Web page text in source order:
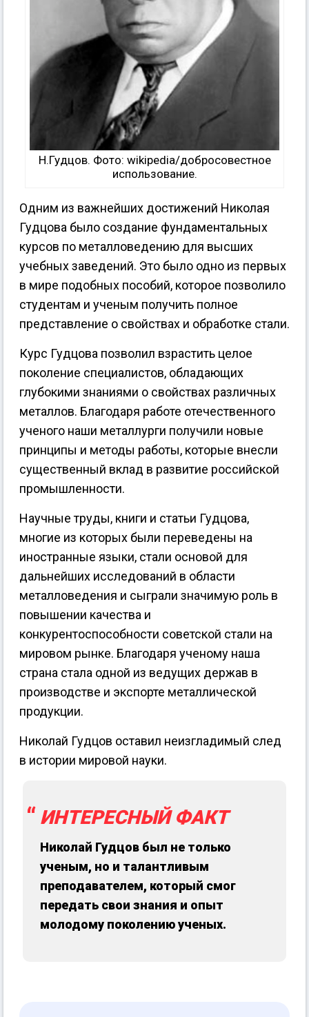
Н.Гудцов. Фото: wikipedia/добросовестное
использование.
Одним из важнейших достижений Николая
Гудцова было создание фундаментальных
курсов по металловедению для высших
учебных заведений. Это было одно из первых
в мире подобных пособий, которое позволило
студентам и ученым получить полное
представление о свойствах и обработке стали.
Курс Гудцова позволил взрастить целое
поколение специалистов, обладающих
глубокими знаниями о свойствах различных
металлов. Благодаря работе отечественного
ученого наши металлурги получили новые
принципы и методы работы, которые внесли
существенный вклад в развитие российской
промышленности.
Научные труды, книги и статьи Гудцова,
многие из которых были переведены на
иностранные языки, стали основой для
дальнейших исследований в области
металловедения и сыграли значимую роль в
повышении качества и
конкурентоспособности советской стали на
мировом рынке. Благодаря ученому наша
страна стала одной из ведущих держав в
производстве и экспорте металлической
продукции.
Николай Гудцов оставил неизгладимый след
в истории мировой науки.
ИНТЕРЕСНЫЙ ФАКТ
Николай Гудцов был не только
ученым, но и талантливым
преподавателем, который смог
передать свои знания и опыт
молодому поколению ученых.